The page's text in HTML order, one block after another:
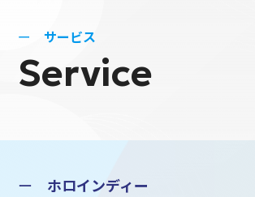
サービス
Service
ホロインディー